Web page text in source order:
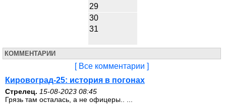
29
30
31
КОММЕНТАРИИ
[ Все комментарии ]
Кировоград-25: история в погонах
Стрелец. 15-08-2023 08:45
Грязь там осталась, а не офицеры.. ...